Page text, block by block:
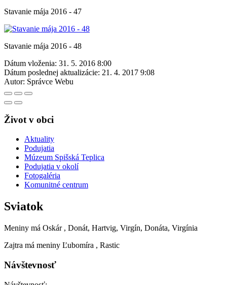
Stavanie mája 2016 - 47
Stavanie mája 2016 - 48
Dátum vloženia: 31. 5. 2016 8:00
Dátum poslednej aktualizácie: 21. 4. 2017 9:08
Autor: Správce Webu
Život v obci
Aktuality
Podujatia
Múzeum Spišská Teplica
Podujatia v okolí
Fotogaléria
Komunitné centrum
Sviatok
Meniny má Oskár , Donát, Hartvig, Virgín, Donáta, Virgínia
Zajtra má meniny Ľubomíra , Rastic
Návštevnosť